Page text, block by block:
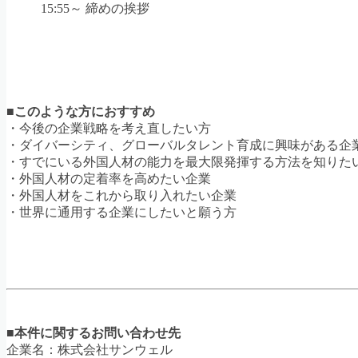
15:55～ 締めの挨拶
■このような方におすすめ
・今後の企業戦略を考え直したい方
・ダイバーシティ、グローバルタレント育成に興味がある企
・すでにいる外国人材の能力を最大限発揮する方法を知りた
・外国人材の定着率を高めたい企業
・外国人材をこれから取り入れたい企業
・世界に通用する企業にしたいと願う方
■本件に関するお問い合わせ先
企業名：株式会社サンウェル